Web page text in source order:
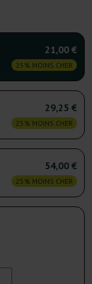
21,00 €
25% MOINS CHER
29,25 €
25% MOINS CHER
54,00 €
25% MOINS CHER